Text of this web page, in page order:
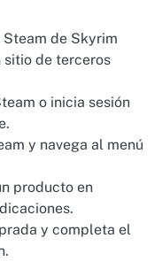
Steam de Skyrim
sitio de terceros
o inicia sesión
y navega al menú
producto en
y completa el